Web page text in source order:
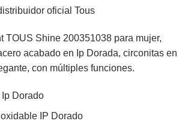
oficial Tous
TOUS Shine 200351038 para mujer,
acabado en Ip Dorada, circonitas en
con múltiples funciones.
Dorado
IP Dorado